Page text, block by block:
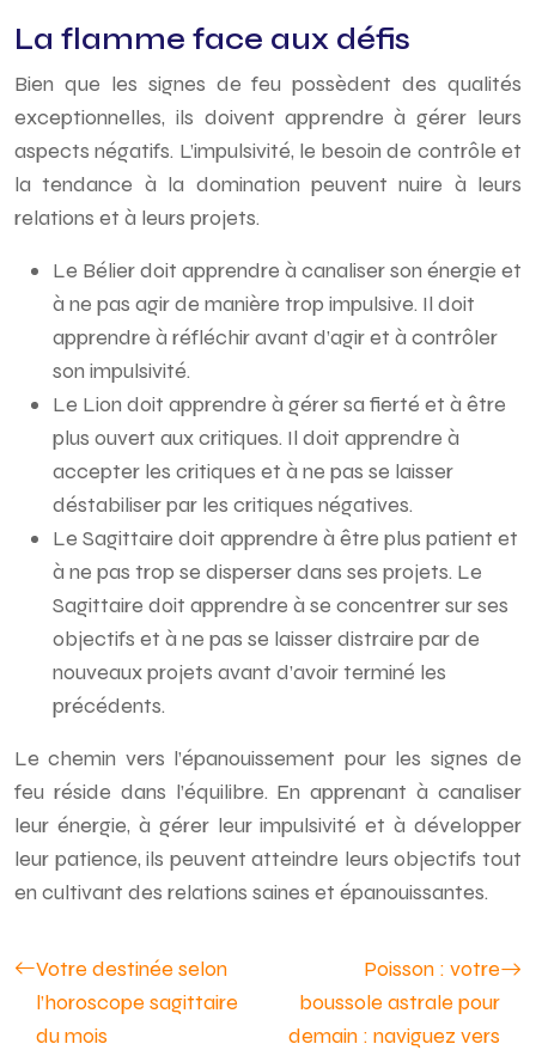
La flamme face aux défis
Bien que les signes de feu possèdent des qualités
exceptionnelles, ils doivent apprendre à gérer leurs
aspects négatifs. L’impulsivité, le besoin de contrôle et
la tendance à la domination peuvent nuire à leurs
relations et à leurs projets.
Le Bélier doit apprendre à canaliser son énergie et
à ne pas agir de manière trop impulsive. Il doit
apprendre à réfléchir avant d’agir et à contrôler
son impulsivité.
Le Lion doit apprendre à gérer sa fierté et à être
plus ouvert aux critiques. Il doit apprendre à
accepter les critiques et à ne pas se laisser
déstabiliser par les critiques négatives.
Le Sagittaire doit apprendre à être plus patient et
à ne pas trop se disperser dans ses projets. Le
Sagittaire doit apprendre à se concentrer sur ses
objectifs et à ne pas se laisser distraire par de
nouveaux projets avant d’avoir terminé les
précédents.
Le chemin vers l’épanouissement pour les signes de
feu réside dans l’équilibre. En apprenant à canaliser
leur énergie, à gérer leur impulsivité et à développer
leur patience, ils peuvent atteindre leurs objectifs tout
en cultivant des relations saines et épanouissantes.
Votre destinée selon
l’horoscope sagittaire
du mois
Poisson : votre
boussole astrale pour
demain : naviguez vers